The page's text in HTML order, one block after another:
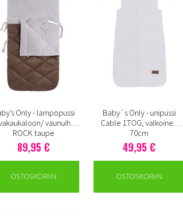
Only - lämpöpussi
vaunuihin,
ROCK taupe
89,95 €
OSTOSKORIIN
Baby´s Only - unipussi
Cable 1TOG, valkoinen
70cm
49,95 €
OSTOSKORIIN